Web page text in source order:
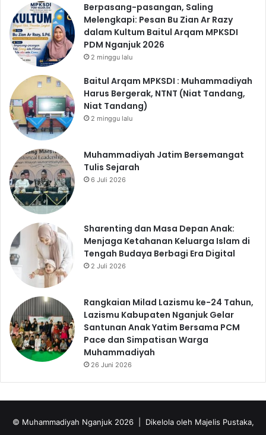
Berpasang-pasangan, Saling
Melengkapi: Pesan Bu Zian Ar Razy
dalam Kultum Baitul Arqam MPKSDI
PDM Nganjuk 2026
2 minggu lalu
Baitul Arqam MPKSDI : Muhammadiyah
Harus Bergerak, NTNT (Niat Tandang,
Niat Tandang)
2 minggu lalu
Muhammadiyah Jatim Bersemangat
Tulis Sejarah
6 Juli 2026
Sharenting dan Masa Depan Anak:
Menjaga Ketahanan Keluarga Islam di
Tengah Budaya Berbagi Era Digital
2 Juli 2026
Rangkaian Milad Lazismu ke-24 Tahun,
Lazismu Kabupaten Nganjuk Gelar
Santunan Anak Yatim Bersama PCM
Pace dan Simpatisan Warga
Muhammadiyah
26 Juni 2026
© Muhammadiyah Nganjuk 2026 | Dikelola oleh Majelis Pustaka,